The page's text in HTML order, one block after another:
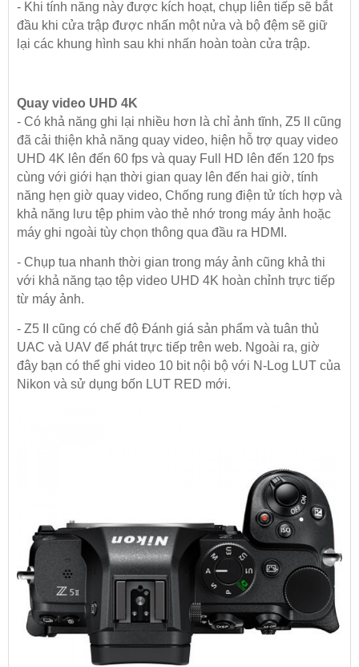
- Khi tính năng này được kích hoạt, chụp liên tiếp sẽ bắt
đầu khi cửa trập được nhấn một nửa và bộ đệm sẽ giữ
lại các khung hình sau khi nhấn hoàn toàn cửa trập.
Quay video UHD 4K
- Có khả năng ghi lại nhiều hơn là chỉ ảnh tĩnh, Z5 II cũng
đã cải thiện khả năng quay video, hiện hỗ trợ quay video
UHD 4K lên đến 60 fps và quay Full HD lên đến 120 fps
cùng với giới hạn thời gian quay lên đến hai giờ, tính
năng hẹn giờ quay video, Chống rung điện tử tích hợp và
khả năng lưu tệp phim vào thẻ nhớ trong máy ảnh hoặc
máy ghi ngoài tùy chọn thông qua đầu ra HDMI.
- Chụp tua nhanh thời gian trong máy ảnh cũng khả thi
với khả năng tạo tệp video UHD 4K hoàn chỉnh trực tiếp
từ máy ảnh.
- Z5 II cũng có chế độ Đánh giá sản phẩm và tuân thủ
UAC và UAV để phát trực tiếp trên web. Ngoài ra, giờ
đây bạn có thể ghi video 10 bit nội bộ với N-Log LUT của
Nikon và sử dụng bốn LUT RED mới.